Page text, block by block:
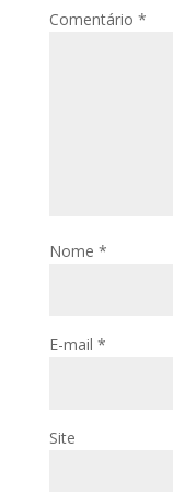
Comentário *
Nome *
E-mail *
Site